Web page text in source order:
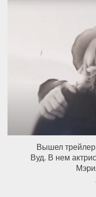
Вышел
Вуд. В нем